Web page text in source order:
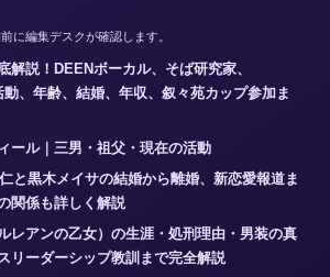
に編集デスクが確認します。
解説！DEENボーカル、そば研究家、
、年齢、結婚、年収、叙々苑カップ参加ま
ール｜三男・祖父・現在の活動
と黒木メイサの結婚から離婚、新恋愛報道ま
関係も詳しく解説
レアンの乙女）の生涯・処刑理由・男装の真
リーダーシップ教訓まで完全解説